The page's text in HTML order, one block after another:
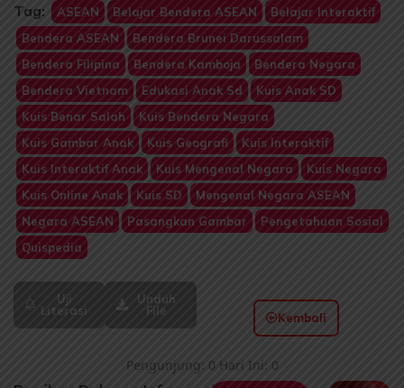
Tag: ASEAN Belajar Bendera ASEAN
Belajar Interaktif
Bendera ASEAN
Bendera Brunei Darussalam
Bendera Filipina
Bendera Kamboja
Bendera Negara
Bendera Vietnam
Edukasi Anak Sd
Kuis Anak SD
Kuis Benar Salah
Kuis Bendera Negara
Kuis Gambar Anak
Kuis Geografi
Kuis Interaktif
Kuis Interaktif Anak
Kuis Mengenal Negara
Kuis Negara
Kuis Online Anak
Kuis SD
Mengenal Negara ASEAN
Negara ASEAN
Pasangkan Gambar
Pengetahuan Sosial
Quispedia
Uji
Literasi
Unduh
File
Kembali
Pengunjung: 0 Hari Ini: 0